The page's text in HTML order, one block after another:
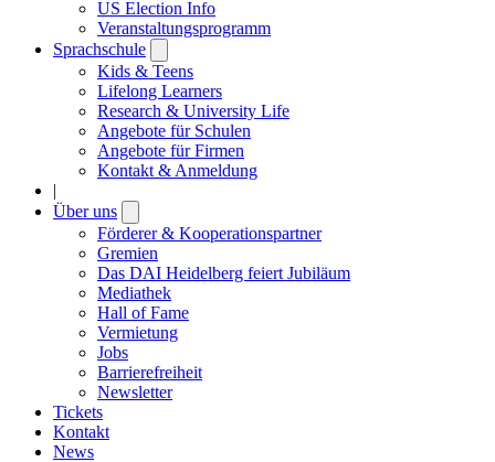
US Election Info
Veranstaltungsprogramm
Sprachschule
submenu
Kids & Teens
Lifelong Learners
Research & University Life
Angebote für Schulen
Angebote für Firmen
Kontakt & Anmeldung
|
Über uns
submenu
Förderer & Kooperationspartner
Gremien
Das DAI Heidelberg feiert Jubiläum
Mediathek
Hall of Fame
Vermietung
Jobs
Barrierefreiheit
Newsletter
Tickets
Kontakt
News